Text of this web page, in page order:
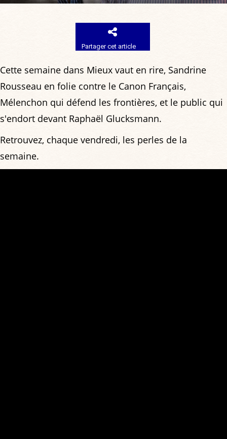
Partager cet article
Cette semaine dans Mieux vaut en rire, Sandrine
Rousseau en folie contre le Canon Français,
Mélenchon qui défend les frontières, et le public qui
s'endort devant Raphaël Glucksmann.
Retrouvez, chaque vendredi, les perles de la
semaine.